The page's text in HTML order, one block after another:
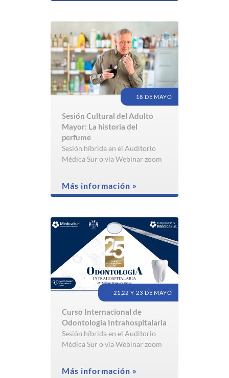
18 DE MAYO
Sesión Cultural del Adulto
Mayor: La historia del
perfume
Sesión híbrida en el Auditorio
Médica Sur o vía Webinar zoom
Más información »
21,22 Y 23 DE MAYO
Curso Internacional de
Odontologia Intrahospitalaria
Sesión híbrida en el Auditorio
Médica Sur o vía Webinar zoom
Más información »